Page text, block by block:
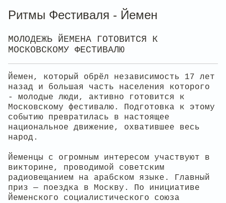
Ритмы Фестиваля - Йемен
МОЛОДЕЖЬ ЙЕМЕНА ГОТОВИТСЯ К
МОСКОВСКОМУ ФЕСТИВАЛЮ
Йемен, который обрёл независимость 17 лет
назад и большая часть населения которого
- молодые люди, активно готовится к
Московскому фестивалю. Подготовка к этому
событию превратилась в настоящее
национальное движение, охватившее весь
народ.
Йеменцы с огромным интересом участвуют в
викторине, проводимой советским
радиовещанием на арабском языке. Главный
приз — поездка в Москву. По инициативе
Йеменского социалистического союза